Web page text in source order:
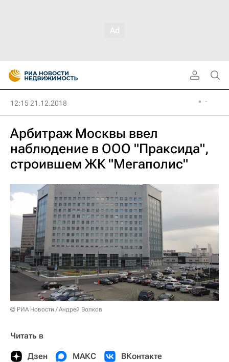
12:15 21.12.2018
Арбитраж Москвы ввел
наблюдение в ООО "Праксида",
строившем ЖК "Мегаполис"
© РИА Новости / Андрей Волков
Читать в
Дзен МАКС ВКонтакте